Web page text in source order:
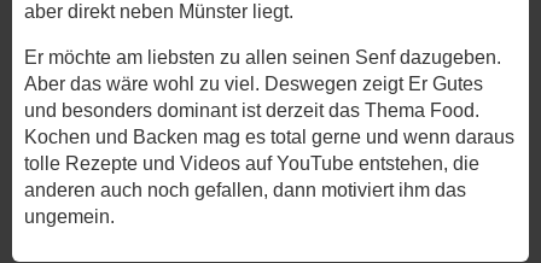
aber direkt neben Münster liegt.
Er möchte am liebsten zu allen seinen Senf dazugeben.
Aber das wäre wohl zu viel. Deswegen zeigt Er Gutes
und besonders dominant ist derzeit das Thema Food.
Kochen und Backen mag es total gerne und wenn daraus
tolle Rezepte und Videos auf YouTube entstehen, die
anderen auch noch gefallen, dann motiviert ihm das
ungemein.